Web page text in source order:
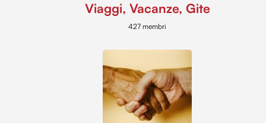
Viaggi, Vacanze, Gite
427 membri